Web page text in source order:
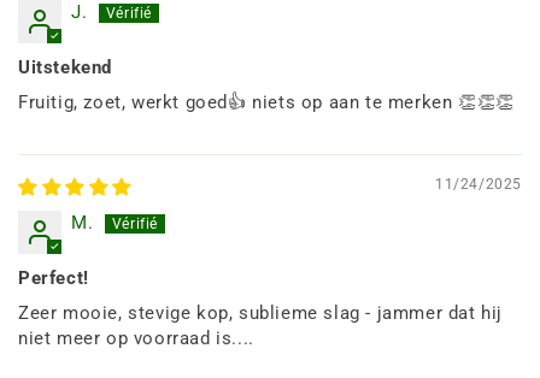
J.
Uitstekend
Fruitig, zoet, werkt goed👍 niets op aan te merken 👏👏👏
11/24/2025
M.
Perfect!
Zeer mooie, stevige kop, sublieme slag - jammer dat hij
niet meer op voorraad is....